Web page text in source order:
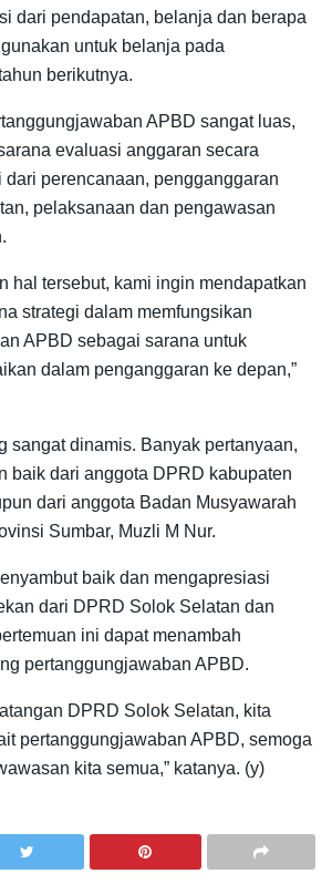
dari pendapatan, belanja dan berapa
untuk belanja pada
berikutnya.
APBD sangat luas,
evaluasi anggaran secara
dari perencanaan, pengganggaran
pelaksanaan dan pengawasan
hal tersebut, kami ingin mendapatkan
strategi dalam memfungsikan
APBD sebagai sarana untuk
dalam penganggaran ke depan,”
sangat dinamis. Banyak pertanyaan,
baik dari anggota DPRD kabupaten
dari anggota Badan Musyawarah
Sumbar, Muzli M Nur.
baik dan mengapresiasi
dari DPRD Solok Selatan dan
ini dapat menambah
pertanggungjawaban APBD.
DPRD Solok Selatan, kita
pertanggungjawaban APBD, semoga
kita semua,” katanya. (y)